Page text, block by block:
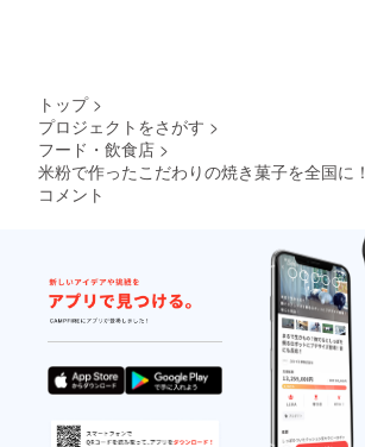
トップ >
プロジェクトをさがす >
フード・飲食店 >
米粉で作ったこだわりの焼き菓子を全国に！
コメント